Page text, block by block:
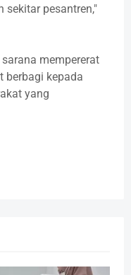
sekitar pesantren,"
mempererat
berbagi kepada
yang